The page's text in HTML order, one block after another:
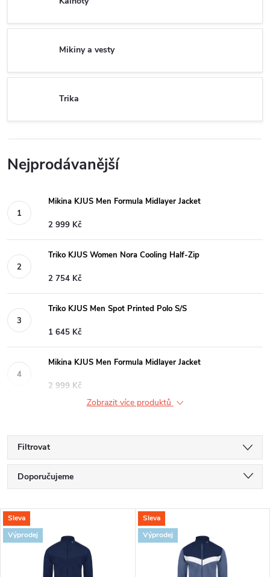
Mikiny a vesty
Trika
Nejprodávanější
Mikina KJUS Men Formula Midlayer Jacket
2 999 Kč
Triko KJUS Women Nora Cooling Half-Zip
2 754 Kč
Triko KJUS Men Spot Printed Polo S/S
1 645 Kč
Mikina KJUS Men Formula Midlayer Jacket
2 999 Kč
Zobrazit více produktů
Filtrovat
Ř
a
z
Doporučujeme
Nejdražší
Nejprodávanější
Abecedně
V
ý
Sleva
Výprodej
Sleva
Výprodej